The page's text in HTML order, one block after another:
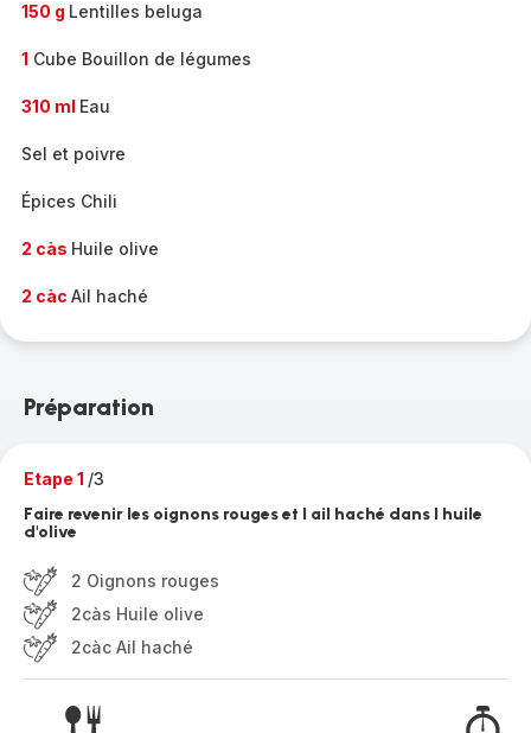
150 g Lentilles beluga
1 Cube Bouillon de légumes
310 ml Eau
Sel et poivre
Épices Chili
2 càs Huile olive
2 càc Ail haché
Préparation
Etape 1 /3
Faire revenir les oignons rouges et l ail haché dans l huile
d'olive
2 Oignons rouges
2càs Huile olive
2càc Ail haché